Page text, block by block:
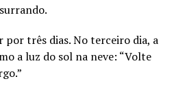
por três dias. No terceiro dia, a
a luz do sol na neve: “Volte